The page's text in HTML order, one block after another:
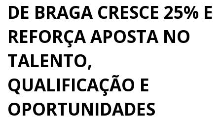
DE BRAGA CRESCE 25% E
REFORÇA APOSTA NO
TALENTO,
QUALIFICAÇÃO E
OPORTUNIDADES